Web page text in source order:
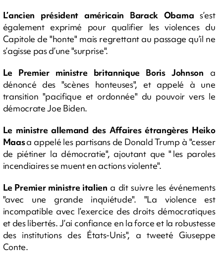
L’ancien président américain Barack Obamas’est
également exprimé pour qualifier les violences du
Capitole de "honte" mais regrettant au passage qu’il ne
s’agisse pas d’une "surprise".
Le Premier ministre britannique Boris Johnson a
dénoncé des "scènes honteuses", et appelé à une
transition "pacifique et ordonnée" du pouvoir vers le
démocrate Joe Biden.
Le ministre allemand des Affaires étrangères Heiko
Maasa appelé les partisans de Donald Trump à "cesser
de piétiner la démocratie", ajoutant que " les paroles
incendiaires se muent en actions violente".
Le Premier ministre italien a dit suivre les événements
"avec une grande inquiétude". "La violence est
incompatible avec l’exercice des droits démocratiques
et des libertés. J’ai confiance en la force et la robustesse
des institutions des États-Unis", a tweeté Giuseppe
Conte.